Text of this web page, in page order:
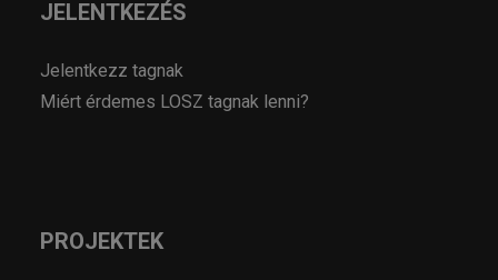
JELENTKEZÉS
Jelentkezz tagnak
Miért érdemes LOSZ tagnak lenni?
PROJEKTEK